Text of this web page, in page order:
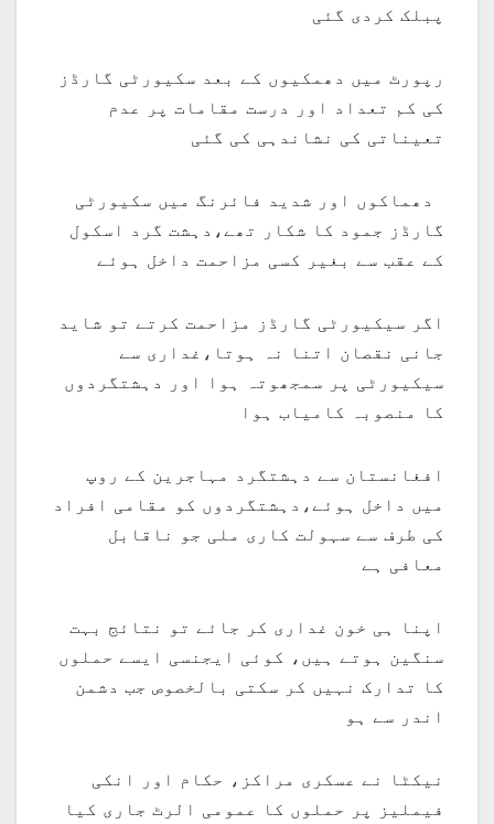
پبلک کردی گئی
رپورٹ میں دھمکیوں کے بعد سکیورٹی گارڈز
کی کم تعداد اور درست مقامات پر عدم
تعیناتی کی نشاندہی کی گئی
دھماکوں اور شدید فائرنگ میں سکیورٹی
گارڈز جمود کا شکار تھے،دہشت گرد اسکول
کے عقب سے بغیر کسی مزاحمت داخل ہوئے
اگر سیکیورٹی گارڈز مزاحمت کرتے تو شاید
جانی نقصان اتنا نہ ہوتا،غداری سے
سیکیورٹی پر سمجھوتہ ہوا اور دہشتگردوں
کا منصوبہ کامیاب ہوا
افغانستان سے دہشتگرد مہاجرین کے روپ
میں داخل ہوئے،دہشتگردوں کو مقامی افراد
کی طرف سے سہولت کاری ملی جو ناقابل
معافی ہے
اپنا ہی خون غداری کر جائے تو نتائج بہت
سنگین ہوتے ہیں، کوئی ایجنسی ایسے حملوں
کا تدارک نہیں کر سکتی بالخصوص جب دشمن
اندر سے ہو
نیکٹا نے عسکری مراکز، حکام اور انکی
فیملیز پر حملوں کا عمومی الرٹ جاری کیا